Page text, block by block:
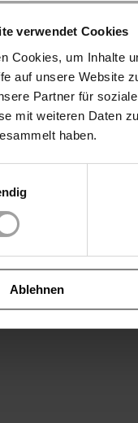
verwendet Cookies
Cookies, um Inhalte
auf unsere Website
Partner für
mit weiteren Daten
haben.
Ablehnen
van dit ontwerp is de
Druk
0 bar tot 40 bar
Afdichting
met glycol,
<= 0,5%), Harsen,